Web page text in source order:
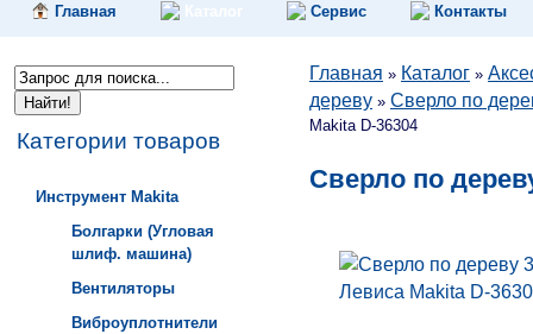
Главная Сервис Контакты
Категории товаров
Инструмент Makita
Болгарки (Угловая
шлиф. машина)
Вентиляторы
Виброуплотнители
Главная » Каталог »
дереву » Сверло по
Makita D-36304
Сверло по